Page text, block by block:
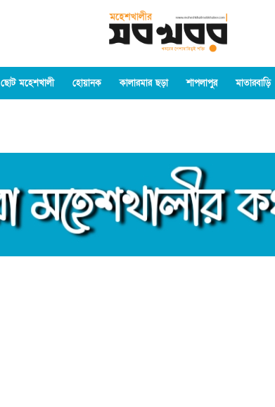
ছোট মহেশখালী হোয়ানক কালারমার ছড়া শাপলাপুর মাতারবাড়ি